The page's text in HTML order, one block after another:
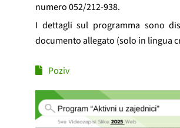
numero 052/212-938.
I dettagli sul programma sono
documento allegato (solo in lingua
Poziv